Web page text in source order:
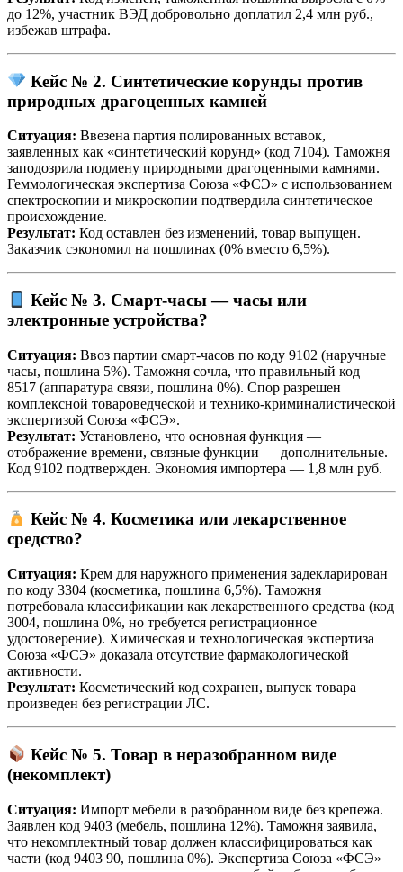
до 12%, участник ВЭД добровольно доплатил 2,4 млн руб.,
избежав штрафа.
Кейс № 2. Синтетические корунды против
природных драгоценных камней
Ситуация: Ввезена партия полированных вставок,
заявленных как «синтетический корунд» (код 7104). Таможня
заподозрила подмену природными драгоценными камнями.
Геммологическая экспертиза Союза «ФСЭ» с использованием
спектроскопии и микроскопии подтвердила синтетическое
происхождение.
Результат: Код оставлен без изменений, товар выпущен.
Заказчик сэкономил на пошлинах (0% вместо 6,5%).
Кейс № 3. Смарт-часы — часы или
электронные устройства?
Ситуация: Ввоз партии смарт-часов по коду 9102 (наручные
часы, пошлина 5%). Таможня сочла, что правильный код —
8517 (аппаратура связи, пошлина 0%). Спор разрешен
комплексной товароведческой и технико-криминалистической
экспертизой Союза «ФСЭ».
Результат: Установлено, что основная функция —
отображение времени, связные функции — дополнительные.
Код 9102 подтвержден. Экономия импортера — 1,8 млн руб.
Кейс № 4. Косметика или лекарственное
средство?
Ситуация: Крем для наружного применения задекларирован
по коду 3304 (косметика, пошлина 6,5%). Таможня
потребовала классификации как лекарственного средства (код
3004, пошлина 0%, но требуется регистрационное
удостоверение). Химическая и технологическая экспертиза
Союза «ФСЭ» доказала отсутствие фармакологической
активности.
Результат: Косметический код сохранен, выпуск товара
произведен без регистрации ЛС.
Кейс № 5. Товар в неразобранном виде
(некомплект)
Ситуация: Импорт мебели в разобранном виде без крепежа.
Заявлен код 9403 (мебель, пошлина 12%). Таможня заявила,
что некомплектный товар должен классифицироваться как
части (код 9403 90, пошлина 0%). Экспертиза Союза «ФСЭ»